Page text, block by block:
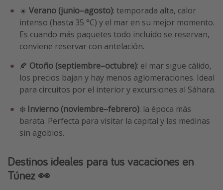
☀️ Verano (junio–agosto): temporada alta, calor
intenso (hasta 35 °C) y el mar en su mejor momento.
Es cuando más paquetes todo incluido se reservan,
conviene reservar con antelación.
🍂 Otoño (septiembre–octubre): el mar sigue cálido,
los precios bajan y hay menos aglomeraciones. Ideal
para circuitos por el interior y excursiones al Sáhara.
❄️ Invierno (noviembre–febrero): la época más
barata. Perfecta para visitar la capital y las medinas
sin agobios.
Destinos ideales para tus vacaciones en
Túnez 👀